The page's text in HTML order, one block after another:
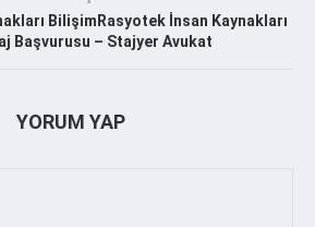
BilişimRasyotek İnsan Kaynakları
Başvurusu – Stajyer Avukat
YORUM YAP